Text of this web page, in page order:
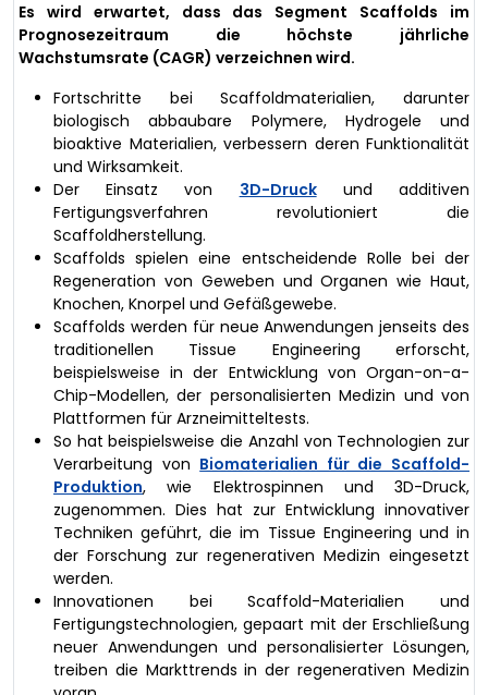
Es wird erwartet, dass das Segment Scaffolds im
Prognosezeitraum die höchste jährliche
Wachstumsrate (CAGR) verzeichnen wird.
Fortschritte bei Scaffoldmaterialien, darunter
biologisch abbaubare Polymere, Hydrogele und
bioaktive Materialien, verbessern deren Funktionalität
und Wirksamkeit.
Der Einsatz von 3D-Druckund additiven
Fertigungsverfahren revolutioniert die
Scaffoldherstellung.
Scaffolds spielen eine entscheidende Rolle bei der
Regeneration von Geweben und Organen wie Haut,
Knochen, Knorpel und Gefäßgewebe.
Scaffolds werden für neue Anwendungen jenseits des
traditionellen Tissue Engineering erforscht,
beispielsweise in der Entwicklung von Organ-on-a-
Chip-Modellen, der personalisierten Medizin und von
Plattformen für Arzneimitteltests.
So hat beispielsweise die Anzahl von Technologien zur
Verarbeitung von Biomaterialien für die Scaffold-
Produktion, wie Elektrospinnen und 3D-Druck,
zugenommen. Dies hat zur Entwicklung innovativer
Techniken geführt, die im Tissue Engineering und in
der Forschung zur regenerativen Medizin eingesetzt
werden.
Innovationen bei Scaffold-Materialien und
Fertigungstechnologien, gepaart mit der Erschließung
neuer Anwendungen und personalisierter Lösungen,
treiben die Markttrends in der regenerativen Medizin